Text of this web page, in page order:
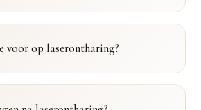
voor op laserontharing?